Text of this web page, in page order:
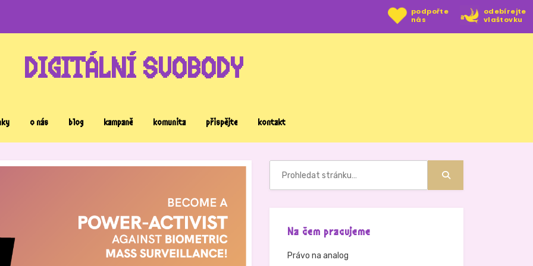
podpořte
nás
odebírejte
vlaštovku
DIGITÁLNÍ SVOBODY
o nás blog kampaně komunita přispějte kontakt
Na čem pracujeme
Právo na analog